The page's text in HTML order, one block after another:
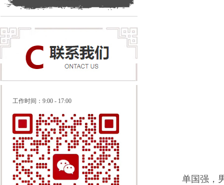
工作时间： 9:00 - 17:00
单国强，